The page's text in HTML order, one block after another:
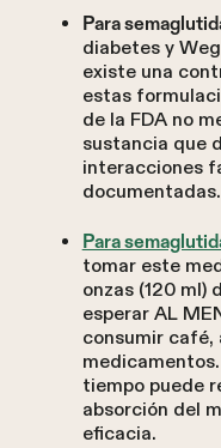
Para
diabetes y
existe una
estas
de la FDA no
sustancia que
interacciones
documentadas.
Para
tomar este
onzas (120 ml)
esperar AL
consumir
tiempo puede
absorción del
eficacia.